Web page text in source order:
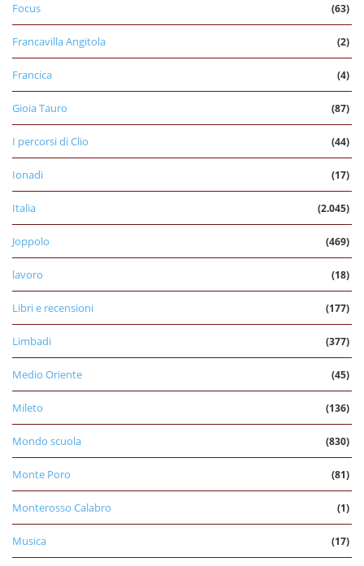
Focus (63)
Francavilla Angitola (2)
Francica (4)
Gioia Tauro (87)
I percorsi di Clio (44)
Ionadi (17)
Italia (2.045)
Joppolo (469)
lavoro (18)
Libri e recensioni (177)
Limbadi (377)
Medio Oriente (45)
Mileto (136)
Mondo scuola (830)
Monte Poro (81)
Monterosso Calabro (1)
Musica (17)